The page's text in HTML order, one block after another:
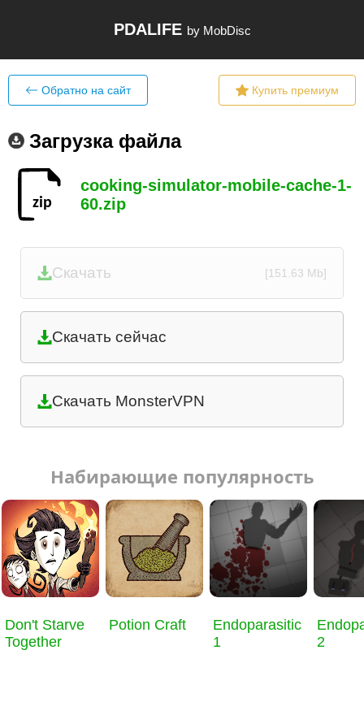
PDALIFE by MobDisc
Обратно на сайт Купить премиум
Загрузка файла
cooking-simulator-mobile-cache-1-
60.zip
Скачать [151.63 Mb]
Скачать сейчас
Скачать MonsterVPN
Набирающие популярность
Don't Starve
Together
Potion Craft
Endoparasitic
1
2